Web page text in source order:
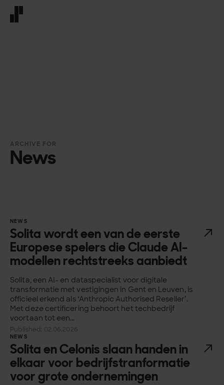
ARCHIVE FOR
News
NEWS
Solita wordt een van de eerste
Europese spelers die Claude AI-
modellen rechtstreeks aanbiedt
Solita, een AI- en dataspecialist voor digitale
transformatie met vestigingen in Gent en Leuven, is
officieel erkend als ‘Anthropic Authorised Reseller’.
Met deze certificering behoort het techbedrijf
voortaan tot een...
Published: 02.06.2026
NEWS
Solita en Celonis slaan handen in
elkaar voor bedrijfstranformatie
voor grote ondernemingen